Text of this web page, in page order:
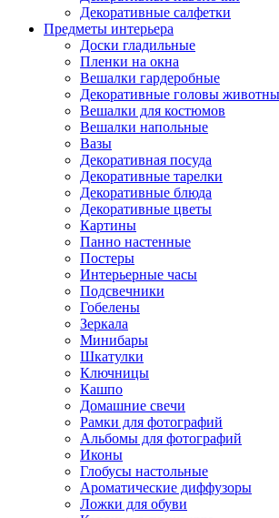
Декоративные салфетки
Предметы интерьера
Доски гладильные
Пленки на окна
Вешалки гардеробные
Декоративные головы
Вешалки для костюмов
Вешалки напольные
Вазы
Декоративная посуда
Декоративные тарелки
Декоративные блюда
Декоративные цветы
Картины
Панно настенные
Постеры
Интерьерные часы
Подсвечники
Гобелены
Зеркала
Минибары
Шкатулки
Ключницы
Кашпо
Домашние свечи
Рамки для фотографий
Альбомы для фотографий
Иконы
Глобусы настольные
Ароматические диффузоры
Ложки для обуви